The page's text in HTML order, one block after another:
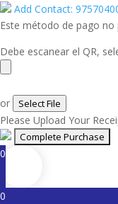
Add Contact:
Este método de pago
Debe escanear el QR,
or Select File
Please Upload Your
0
0